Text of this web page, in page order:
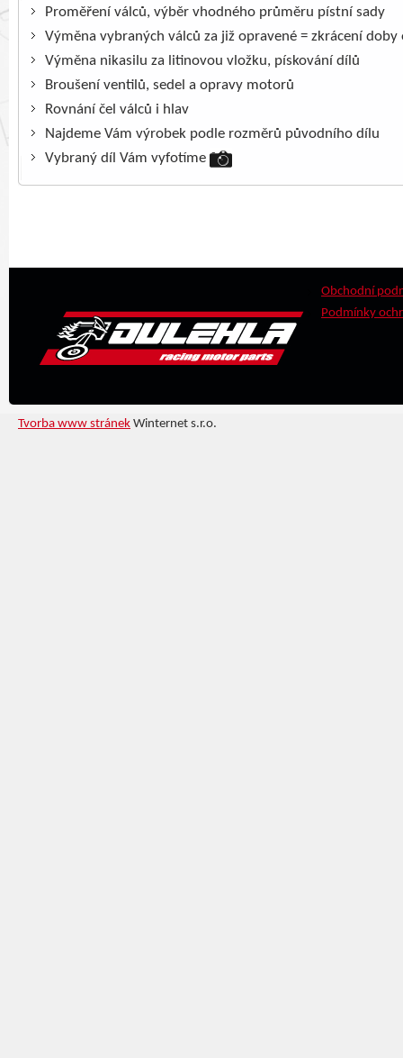
Proměření válců, výběr vhodného průměru pístní sady
Výměna vybraných válců za již opravené = zkrácení doby
Výměna nikasilu za litinovou vložku, pískování dílů
Broušení ventilů, sedel a opravy motorů
Rovnání čel válců i hlav
Najdeme Vám výrobek podle rozměrů původního dílu
Vybraný díl Vám vyfotíme
Obchodní
Podmínky
Tvorba www stránek Winternet s.r.o.